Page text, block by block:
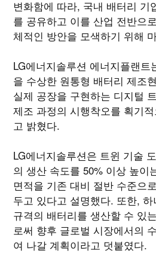
변화함에 따라, 국내 배터리 기
를 공유하고 이를 산업 전반으
체적인 방안을 모색하기 위해
LG에너지솔루션 에너지플랜트
을 수상한 원통형 배터리 제조
실제 공장을 구현하는 디지털
제조 과정의 시행착오를 획기
고 밝혔다.
LG에너지솔루션은 트윈 기술
의 생산 속도를 50% 이상 높이
면적을 기존 대비 절반 수준으
두고 있다고 설명했다. 또한,
규격의 배터리를 생산할 수 있
로써 향후 글로벌 시장에서의
여 나갈 계획이라고 덧붙였다.